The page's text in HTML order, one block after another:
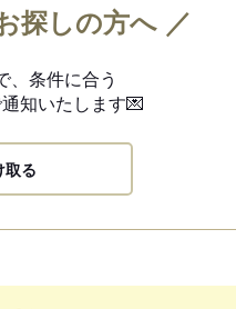
探しの方へ ／
条件に合う
知いたします💌
取る